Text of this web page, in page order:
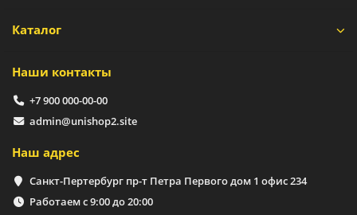
Каталог
Наши контакты
+7 900 000-00-00
admin@unishop2.site
Наш адрес
Санкт-Пертербург пр-т Петра Первого дом 1 офис 234
Работаем с 9:00 до 20:00